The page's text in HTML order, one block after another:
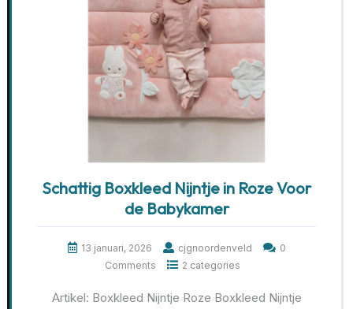
Schattig Boxkleed Nijntje in Roze Voor
de Babykamer
13 januari, 2026 cjgnoordenveld
0
Comments
2 categories
Artikel: Boxkleed Nijntje Roze Boxkleed Nijntje